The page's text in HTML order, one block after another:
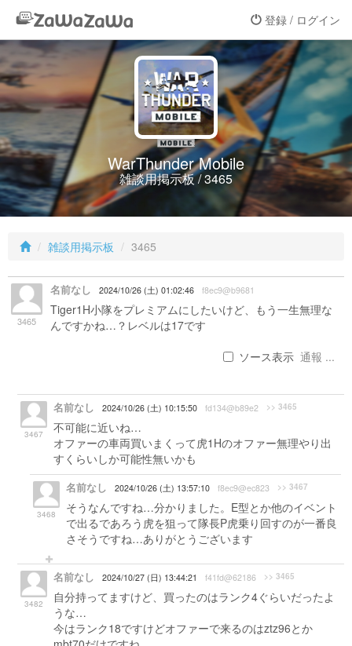
登録 / ログイン
WarThunder Mobile
雑談用掲示板 / 3465
雑談用掲示板 3465
3465
名前なし 2024/10/26 (土) 01:02:46 f8ec9@b9681
Tiger1H小隊をプレミアムにしたいけど、もう一生無理な
んですかね…？レベルは17です
ソース表示 通報 ...
3467
名前なし 2024/10/26 (土) 10:15:50 fd134@b89e2 >> 3465
不可能に近いね…
オファーの車両買いまくって虎1Hのオファー無理やり出
すくらいしか可能性無いかも
3468
名前なし 2024/10/26 (土) 13:57:10 f8ec9@ec823 >> 3467
そうなんですね…分かりました。E型とか他のイベント
で出るであろう虎を狙って隊長P虎乗り回すのが一番良
さそうですね…ありがとうございます
3482
名前なし 2024/10/27 (日) 13:44:21 f41fd@62186 >> 3465
自分持ってますけど、買ったのはランク4ぐらいだったよ
うな…
今はランク18ですけどオファーで来るのはztz96とか